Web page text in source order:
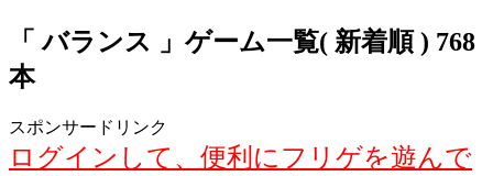
「 バランス 」ゲーム一覧( 新着順 ) 768
本
スポンサードリンク
ログインして、便利にフリゲを遊んで